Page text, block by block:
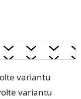
variantu
variantu